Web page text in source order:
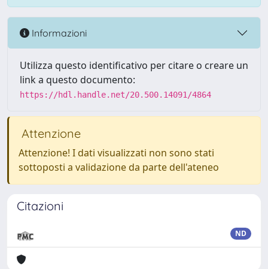
Informazioni
Utilizza questo identificativo per citare o creare un
link a questo documento:
https://hdl.handle.net/20.500.14091/4864
Attenzione
Attenzione! I dati visualizzati non sono stati
sottoposti a validazione da parte dell'ateneo
Citazioni
ND